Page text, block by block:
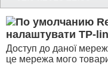
налаштувати TP-
Доступ до даної
це мережа мого